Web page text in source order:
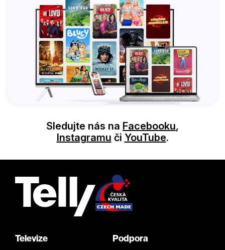
Sledujte nás na Facebooku,
Instagramu či YouTube.
Televize Podpora